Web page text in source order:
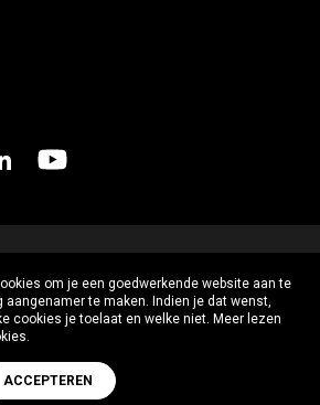
DE COOKIES
om je een goedwerkende website aan te
aangenamer te maken. Indien je dat wenst,
cookies je toelaat en welke niet. Meer lezen
ACCEPTEREN